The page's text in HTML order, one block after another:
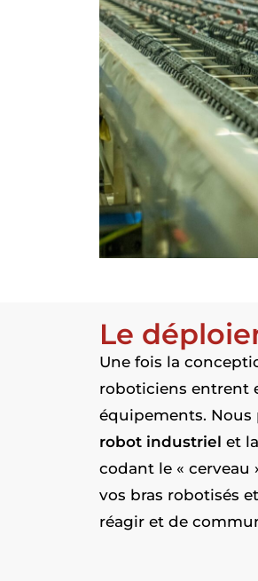
Le
Une fois la
roboticiens entrent
équipements. Nous
robot industriel et la
codant le « cerveau
vos bras robotisés
réagir et de